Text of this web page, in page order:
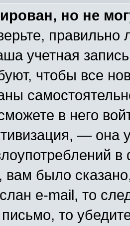
но не
учетная
чтобы все
в него
— она
вам было
e-mail, то
то